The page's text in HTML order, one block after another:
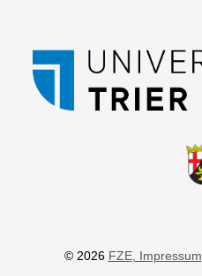
© 2026 FZE, Impressum